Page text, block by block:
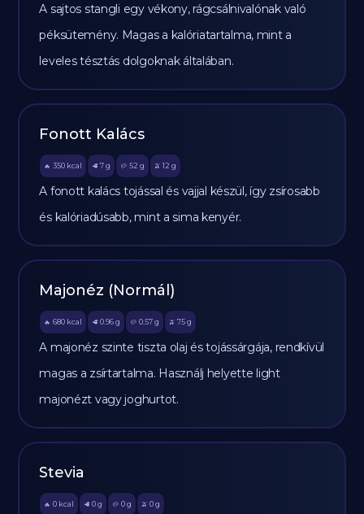
A sajtos stangli egy vékony, rágcsálnivalónak való
péksütemény. Magas a kalóriatartalma, mint a
leveles tésztás dolgoknak általában.
Fonott Kalács
🔥 350 kcal 🥩 7 g 🥔 52 g 🫒 12 g
A fonott kalács tojással és vajjal készül, így zsírosabb
és kalóriadúsabb, mint a sima kenyér.
Majonéz (Normál)
🔥 680 kcal 🥩 0.96 g 🥔 0.57g 🫒 75 g
A majonéz szinte tiszta olaj és tojássárgája, rendkívül
magas a zsírtartalma. Használj helyette light
majonézt vagy joghurtot.
Stevia
🔥 0 kcal 🥩 0 g 🥔 0g 🫒 0 g